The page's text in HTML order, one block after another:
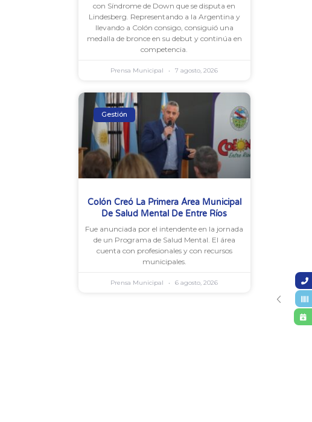
con Síndrome de Down que se disputa en
Lindesberg. Representando a la Argentina y
llevando a Colón consigo, consiguió una
medalla de bronce en su debut y continúa en
competencia.
Prensa Municipal 7 agosto, 2026
Gestión
Colón Creó La Primera Área Municipal
De Salud Mental De Entre Ríos
Fue anunciada por el intendente en la jornada
de un Programa de Salud Mental. El área
cuenta con profesionales y con recursos
municipales.
Prensa Municipal 6 agosto, 2026